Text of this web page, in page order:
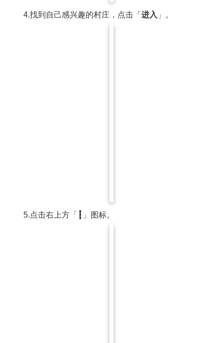
4.找到自己感兴趣的村庄，点击「 进入 」。
5.点击右上方「 ┇ 」图标。